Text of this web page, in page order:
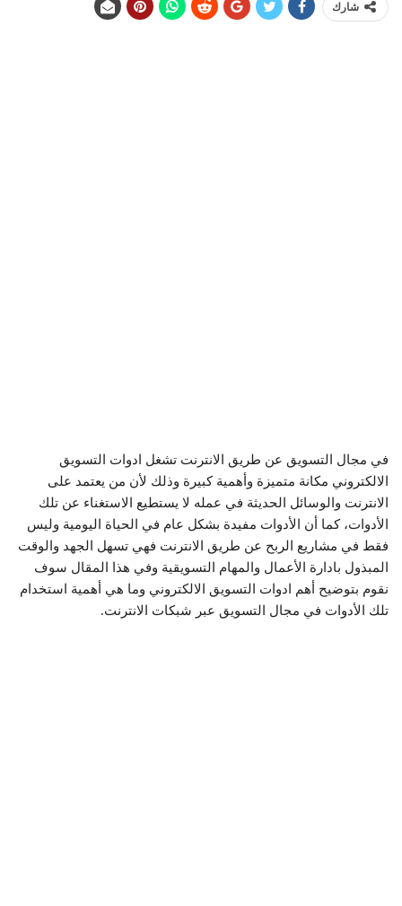
شارك
في مجال التسويق عن طريق الانترنت تشغل ادوات التسويق
الالكتروني مكانة متميزة وأهمية كبيرة وذلك لأن من يعتمد على
الانترنت والوسائل الحديثة في عمله لا يستطيع الاستغناء عن تلك
الأدوات، كما أن الأدوات مفيدة بشكل عام في الحياة اليومية وليس
فقط في مشاريع الربح عن طريق الانترنت فهي تسهل الجهد والوقت
المبذول بادارة الأعمال والمهام التسويقية وفي هذا المقال سوف
نقوم بتوضيح أهم ادوات التسويق الالكتروني وما هي أهمية استخدام
تلك الأدوات في مجال التسويق عبر شبكات الانترنت.